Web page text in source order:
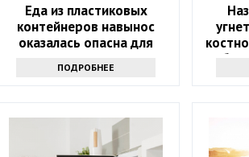
Еда из пластиковых
контейнеров навынос
оказалась опасна для
ПОДРОБНЕЕ